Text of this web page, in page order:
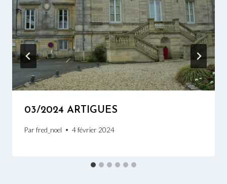
03/2024 ARTIGUES
Par fred_noel 4 février 2024